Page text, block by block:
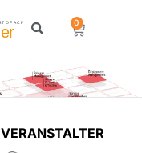
0
VERANSTALTER